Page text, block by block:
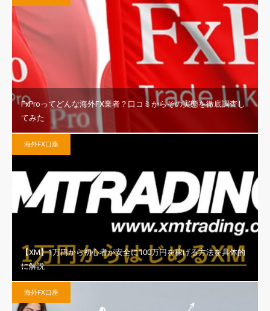
FxProってどんな海外FX業者？口コミからその実態を徹底調査し
てみた
海外FX口座
【XM】1万円から初心者が安全に100万円を稼げる方法を具体的
に解説
海外FX口座